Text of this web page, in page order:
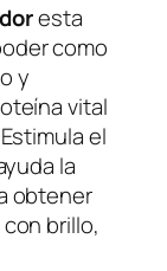
esta
como
y
vital
el
la
obtener
brillo,